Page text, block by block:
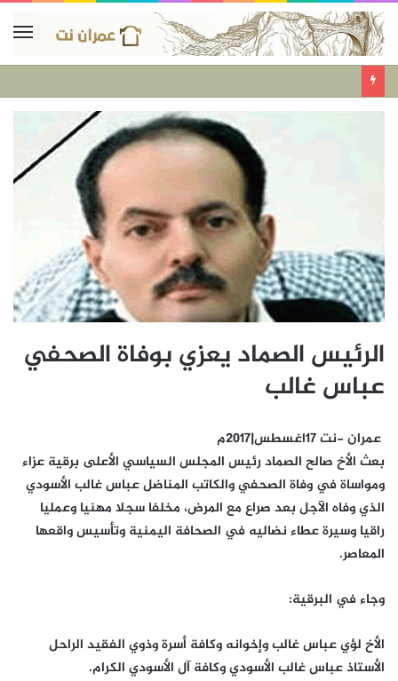
الرئيس الصماد يعزي بوفاة الصحفي
عباس غالب
عمران -نت 17اغسطس|2017م
بعث الأخ صالح الصماد رئيس المجلس السياسي الأعلى برقية عزاء
ومواساة في وفاة الصحفي والكاتب المناضل عباس غالب الأسودي
الذي وفاه الآجل بعد صراع مع المرض، مخلفا سجلا مهنيا وعمليا
راقيا وسيرة عطاء نضاليه في الصحافة اليمنية وتأسيس واقعها
المعاصر.
وجاء في البرقية:
الأخ لؤي عباس غالب وإخوانه وكافة أسرة وذوي الفقيد الراحل
الأستاذ عباس غالب الأسودي وكافة آل الأسودي الكرام.